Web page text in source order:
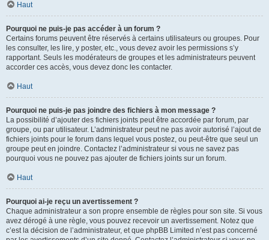
Haut
Pourquoi ne puis-je pas accéder à un forum ?
Certains forums peuvent être réservés à certains utilisateurs ou groupes. Pour
les consulter, les lire, y poster, etc., vous devez avoir les permissions s’y
rapportant. Seuls les modérateurs de groupes et les administrateurs peuvent
accorder ces accès, vous devez donc les contacter.
Haut
Pourquoi ne puis-je pas joindre des fichiers à mon message ?
La possibilité d’ajouter des fichiers joints peut être accordée par forum, par
groupe, ou par utilisateur. L’administrateur peut ne pas avoir autorisé l’ajout de
fichiers joints pour le forum dans lequel vous postez, ou peut-être que seul un
groupe peut en joindre. Contactez l’administrateur si vous ne savez pas
pourquoi vous ne pouvez pas ajouter de fichiers joints sur un forum.
Haut
Pourquoi ai-je reçu un avertissement ?
Chaque administrateur a son propre ensemble de règles pour son site. Si vous
avez dérogé à une règle, vous pouvez recevoir un avertissement. Notez que
c’est la décision de l’administrateur, et que phpBB Limited n’est pas concerné